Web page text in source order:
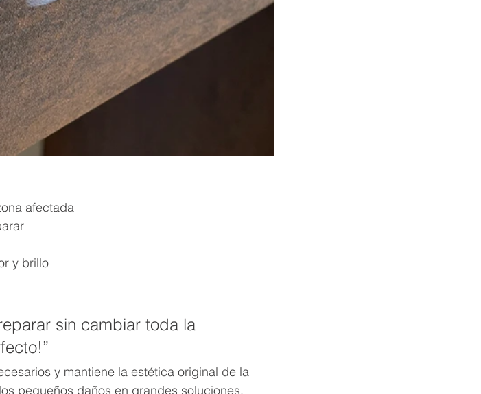
afectada
y brillo
sin cambiar toda la
y mantiene la estética original de la
pequeños daños en grandes soluciones.